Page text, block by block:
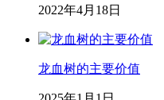
2022年4月18日
龙血树的主要价值